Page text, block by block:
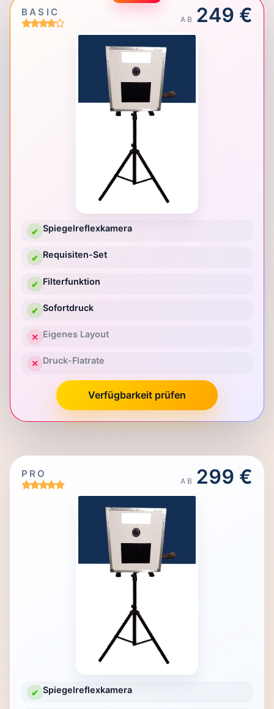
BASIC
AB 249 €
✔ Spiegelreflexkamera
✔ Requisiten-Set
✔ Filterfunktion
✔ Sofortdruck
✕ Eigenes Layout
✕ Druck-Flatrate
Verfügbarkeit prüfen
PRO
AB 299 €
✔ Spiegelreflexkamera